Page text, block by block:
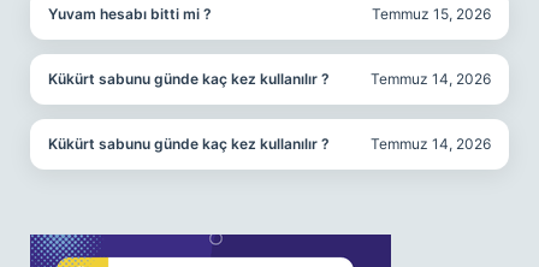
Yuvam hesabı bitti mi ? Temmuz 15, 2026
Kükürt sabunu günde kaç kez kullanılır ? Temmuz 14, 2026
Kükürt sabunu günde kaç kez kullanılır ? Temmuz 14, 2026